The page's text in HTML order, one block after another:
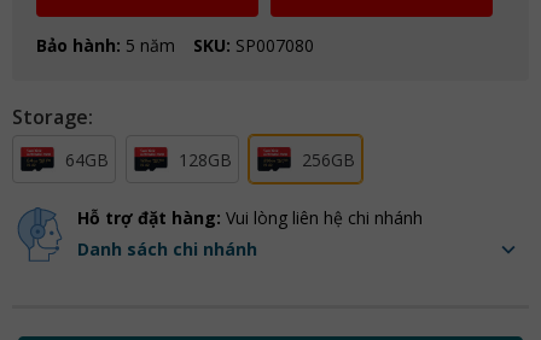
Bảo hành: 5 năm SKU: SP007080
Storage:
64GB 128GB 256GB
Hỗ trợ đặt hàng: Vui lòng liên hệ chi nhánh
Danh sách chi nhánh